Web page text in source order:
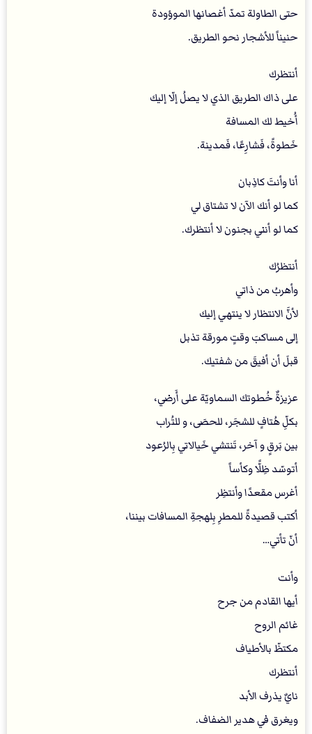
حتى الطاولة تمدّ أغصانها الموؤودة
حنيناً للأشجار نحو الطريق.
‏أنتظرك
على ذاك الطريق الذي لا يصلُ إلّا إليك
أُخيط لك المسافة
خَطوةً، فَشارِعًا، فَمدينة.
‏أنا وأنتَ كاذِبان
كما لو أنك الآن لا تشتاق لي
كما لو أنني بجنون لا أنتظرك.
أنتظرُك
وأهربُ من ذاتي
لأنَّ الانتظار لا ينتهي إليك
إلى مساكبَ وقتٍ مورقة تذبل
قبلَ أن أفيقَ من شفتيك.
عزيزةٌ خُطوتك السماويّة على أَرضي،
بكلِّ هُتافٍ للشجَر، للحصَى، و للتُراب
بين بَرقٍ و آخر، تَنتشي خَيالاتي بِالرُعود
أتوسّد ظِلًّا وكأساً
أغرس مقعدًا وأنتظِر
أكتب قصيدةً للمطرِ بِلهجةِ المسافات بيننا،
أنّ تأتي…
و‏أنت
أيها القادم من جرح
غائم الروح
مكتظّ بالأطياف
أنتظرك
نايٌ يذرف الأبد
ويغرق في هدير الضفاف.